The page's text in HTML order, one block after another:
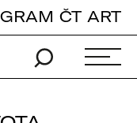
ČT ART